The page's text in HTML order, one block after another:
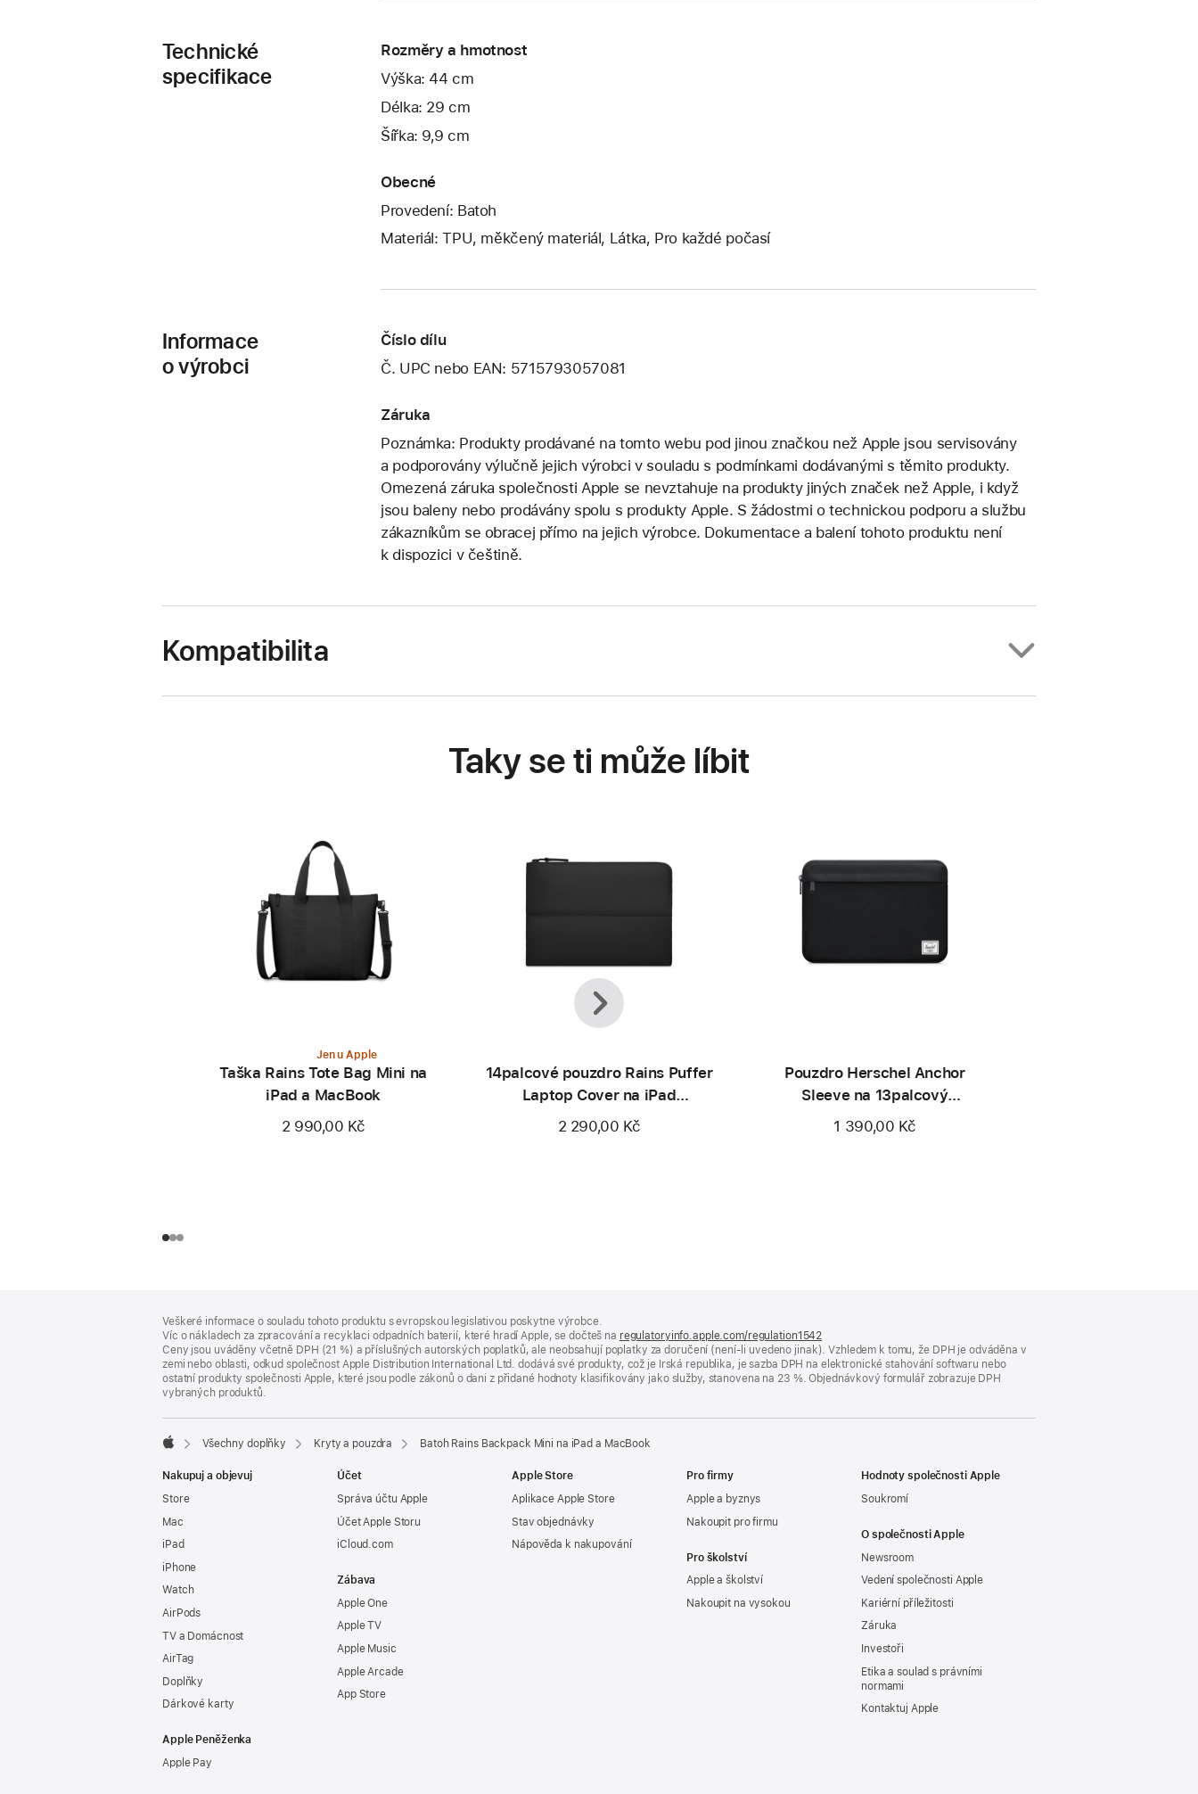
Technické
specifikace
Rozměry a hmotnost
Výška: 44 cm
Délka: 29 cm
Šířka: 9,9 cm
Obecné
Provedení: Batoh
Materiál: TPU, měkčený materiál, Látka, Pro každé počasí
Informace
o výrobci
Číslo dílu
Č. UPC nebo EAN: 5715793057081
Záruka
Poznámka: Produkty prodávané na tomto webu pod jinou značkou než Apple jsou servisovány
a podporovány výlučně jejich výrobci v souladu s podmínkami dodávanými s těmito produkty.
Omezená záruka společnosti Apple se nevztahuje na produkty jiných značek než Apple, i když
jsou baleny nebo prodávány spolu s produkty Apple. S žádostmi o technickou podporu a službu
zákazníkům se obracej přímo na jejich výrobce. Dokumentace a balení tohoto produktu není
k dispozici v češtině.
Kompatibilita
Taky se ti může líbit
Jen u Apple
Taška Rains Tote Bag Mini na
iPad a MacBook
2 990,00 Kč
14palcové pouzdro Rains Puffer
Laptop Cover na iPad
a MacBook
2 290,00 Kč
Pouzdro Herschel Anchor
Sleeve na 13palcový
a 14palcový Mac
1 390,00 Kč
Předchozí
Další
Veškeré informace o souladu tohoto produktu s evropskou legislativou poskytne výrobce.
Víc o nákladech za zpracování a recyklaci odpadních baterií, které hradí Apple, se dočteš na regulatoryinfo.apple.com/regulation1542
se
v novém
okně)
Ceny jsou uváděny včetně DPH (21 %) a příslušných autorských poplatků, ale neobsahují poplatky za doručení (není-li uvedeno jinak). Vzhledem k tomu, že DPH je odváděna v
zemi nebo oblasti, odkud společnost Apple Distribution International Ltd. dodává své produkty, což je Irská republika, je sazba DPH na elektronické stahování softwaru nebo
ostatní produkty společnosti Apple, které jsou podle zákonů o dani z přidané hodnoty klasifikovány jako služby, stanovena na 23 %. Objednávkový formulář zobrazuje DPH
vybraných produktů.
Všechny doplňky Kryty a pouzdra Batoh Rains Backpack Mini na iPad a MacBook
Nakupuj a objevuj
Store
Mac
iPad
iPhone
Watch
AirPods
TV a Domácnost
AirTag
Doplňky
Dárkové karty
Apple Peněženka
Apple Pay
Účet
Správa účtu Apple
Účet Apple Storu
iCloud.com
Zábava
Apple One
Apple TV
Apple Music
Apple Arcade
App Store
Apple Store
Aplikace Apple Store
Stav objednávky
Nápověda k nakupování
Pro firmy
Apple a byznys
Nakoupit pro firmu
Pro školství
Apple a školství
Nakoupit na vysokou
Hodnoty společnosti Apple
Soukromí
O společnosti Apple
Newsroom
Vedení společnosti Apple
Kariérní příležitosti
Záruka
Investoři
Etika a soulad s právními
normami
Kontaktuj Apple